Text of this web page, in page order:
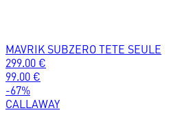
MAVRIK SUBZERO TETE SEULE
299.00 €
99.00 €
-67%
CALLAWAY